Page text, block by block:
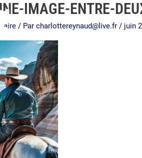
IMAGE-ENTRE-
/ Par charlottereynaud@live.fr / juin